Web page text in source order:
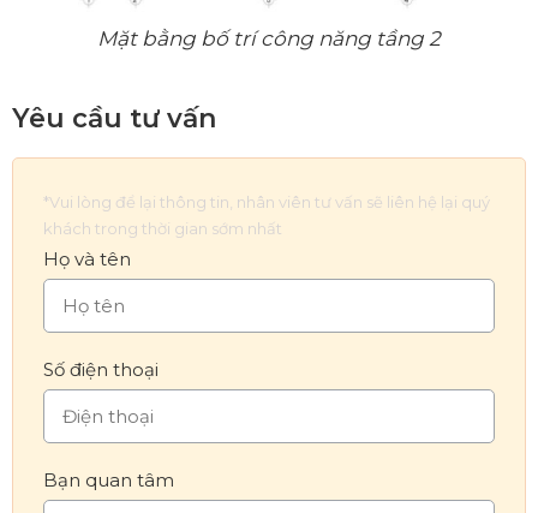
Mặt bằng bố trí công năng tầng 2
Yêu cầu tư vấn
*Vui lòng để lại thông tin, nhân viên tư vấn sẽ liên hệ lại quý
khách trong thời gian sớm nhất
Họ và tên
Số điện thoại
Bạn quan tâm